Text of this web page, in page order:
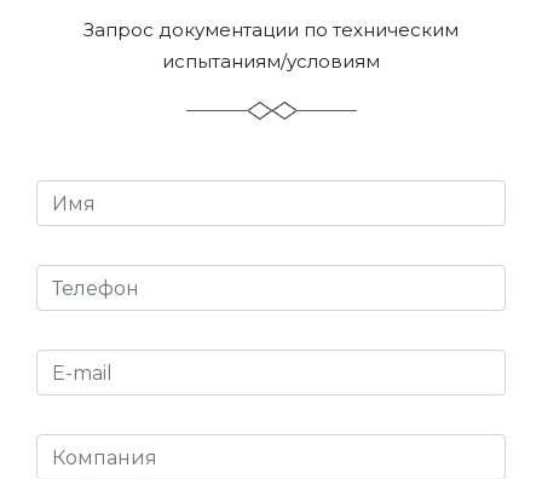
Запрос документации по техническим
испытаниям/условиям